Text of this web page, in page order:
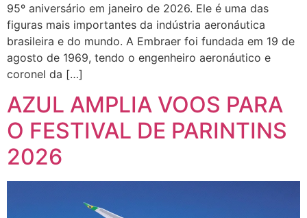
95º aniversário em janeiro de 2026. Ele é uma das
figuras mais importantes da indústria aeronáutica
brasileira e do mundo. A Embraer foi fundada em 19 de
agosto de 1969, tendo o engenheiro aeronáutico e
coronel da […]
AZUL AMPLIA VOOS PARA
O FESTIVAL DE PARINTINS
2026